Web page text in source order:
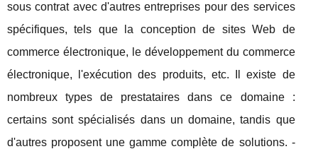
sous contrat avec d'autres entreprises pour des services
spécifiques, tels que la conception de sites Web de
commerce électronique, le développement du commerce
électronique, l'exécution des produits, etc. Il existe de
nombreux types de prestataires dans ce domaine :
certains sont spécialisés dans un domaine, tandis que
d'autres proposent une gamme complète de solutions. -